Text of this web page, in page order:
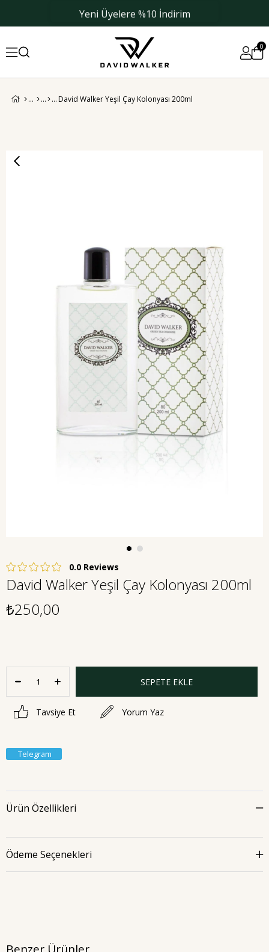
Yeni Üyelere %10 İndirim
0
David Walker Yeşil Çay Kolonyası 200ml
0.0
David Walker Yeşil Çay Kolonyası 200ml
₺250,00
Tavsiye Et Yorum Yaz
Telegram
Ürün Özellikleri
Ödeme Seçenekleri